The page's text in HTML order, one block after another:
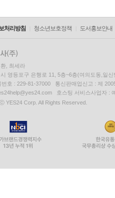
처리방침 청소년보호정책 도서홍보안내
, 최세라
영등포구 은행로 11, 5층~6층(여의도동,일신
번호 : 229-81-37000 통신판매업신고 : 제
호스팅 서비스사업자 :
YES24 Corp. All Rights Reserved.